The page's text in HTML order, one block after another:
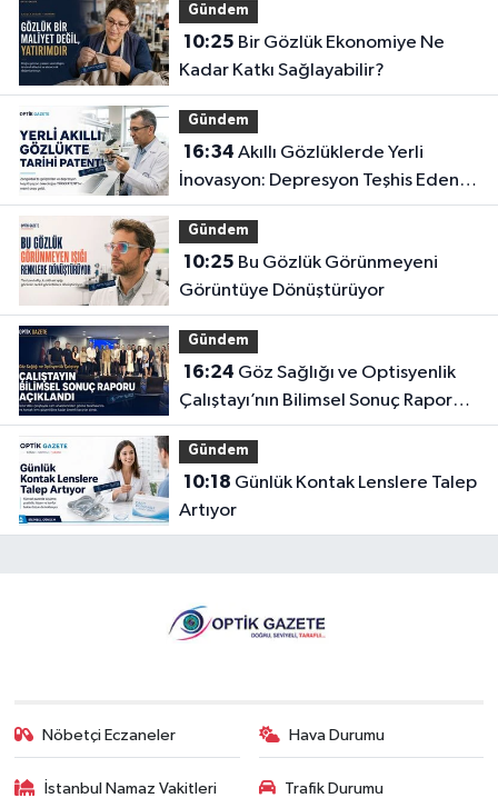
Gündem
10:25
Kadar Katkı Sağlayabilir?
Gündem
16:34
İnovasyon: Depresyon Teşhis Eden
Gözlüğe Türkpatent Onayı
Gündem
10:25
Görüntüye Dönüştürüyor
Gündem
16:24
Çalıştayı’nın Bilimsel Sonuç Raporu
Açıklandı
Gündem
10:18
Artıyor
Nöbetçi Eczaneler Hava Durumu
İstanbul Namaz Vakitleri Trafik Durumu